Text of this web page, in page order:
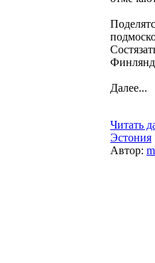
Далее...
Читать
Эстония
Автор: